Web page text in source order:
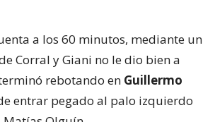
a los 60 minutos, mediante un
Corral y Giani no le dio bien a
rebotando en Guillermo
entrar pegado al palo izquierdo